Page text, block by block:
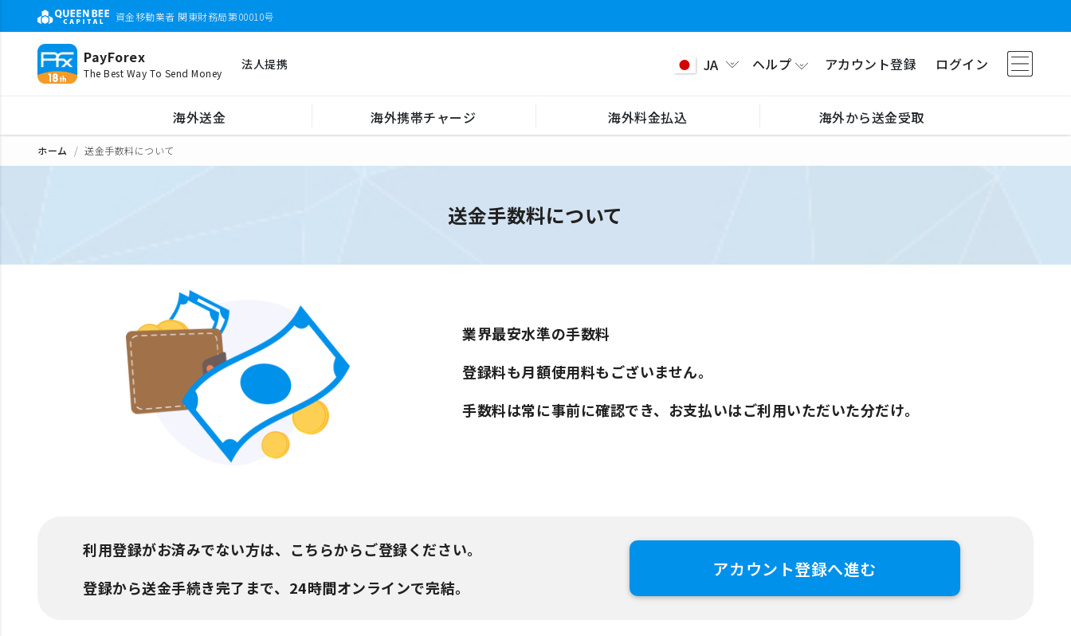
資金移動業者 関東財務局第00010号
PayForex
The Best Way To Send Money
法人提携 JA ヘルプ アカウント登録 ログイン
海外送金 海外携帯チャージ 海外料金払込 海外から送金受取
ホーム 送金手数料について
送金手数料について
業界最安水準の手数料
登録料も月額使用料もございません。
手数料は常に事前に確認でき、お支払いはご利用いただいた分だけ。
利用登録がお済みでない方は、こちらからご登録ください。
登録から送金手続き完了まで、24時間オンラインで完結。
アカウント登録へ進む